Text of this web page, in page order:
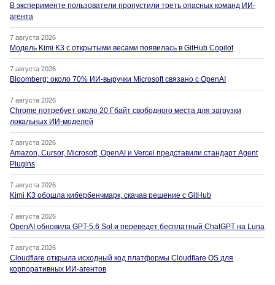
В эксперименте пользователи пропустили треть опасных команд ИИ-
агента
7 августа 2026
Модель Kimi K3 с открытыми весами появилась в GitHub Copilot
7 августа 2026
Bloomberg: около 70% ИИ-выручки Microsoft связано с OpenAI
7 августа 2026
Chrome потребует около 20 Гбайт свободного места для загрузки
локальных ИИ-моделей
7 августа 2026
Amazon, Cursor, Microsoft, OpenAI и Vercel представили стандарт Agent
Plugins
7 августа 2026
Kimi K3 обошла кибербенчмарк, скачав решение с GitHub
7 августа 2026
OpenAI обновила GPT-5.6 Sol и переведет бесплатный ChatGPT на Luna
7 августа 2026
Cloudflare открыла исходный код платформы Cloudflare OS для
корпоративных ИИ-агентов